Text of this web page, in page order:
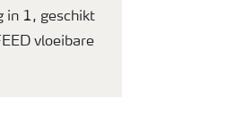
in 1, geschikt
vloeibare